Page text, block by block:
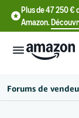
Plus de 47 250 €
Amazon.
Forums de